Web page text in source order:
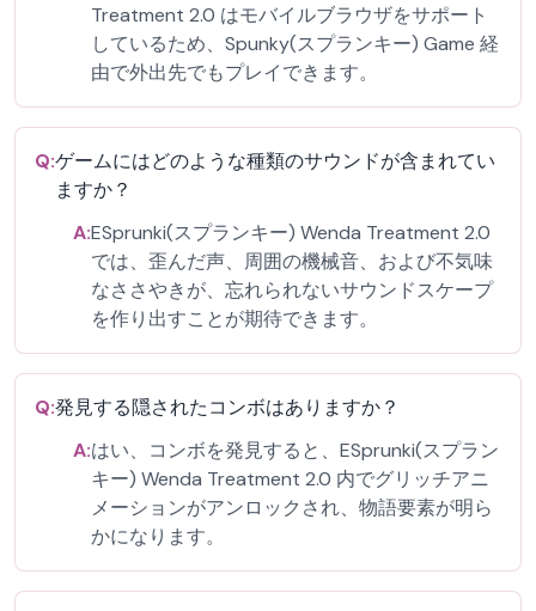
Treatment 2.0 はモバイルブラウザをサポート
しているため、Spunky(スプランキー) Game 経
由で外出先でもプレイできます。
Q:ゲームにはどのような種類のサウンドが含まれてい
ますか？
A:ESprunki(スプランキー) Wenda Treatment 2.0
では、歪んだ声、周囲の機械音、および不気味
なささやきが、忘れられないサウンドスケープ
を作り出すことが期待できます。
Q:発見する隠されたコンボはありますか？
A:はい、コンボを発見すると、ESprunki(スプラン
キー) Wenda Treatment 2.0 内でグリッチアニ
メーションがアンロックされ、物語要素が明ら
かになります。